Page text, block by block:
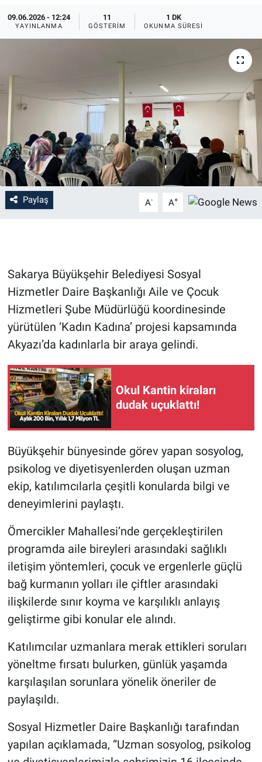
09.06.2026 - 12:24
YAYINLANMA
11
GÖSTERIM
1 DK
OKUNMA SÜRESI
Paylaş A- A+
Sakarya Büyükşehir Belediyesi Sosyal
Hizmetler Daire Başkanlığı Aile ve Çocuk
Hizmetleri Şube Müdürlüğü koordinesinde
yürütülen ‘Kadın Kadına’ projesi kapsamında
Akyazı’da kadınlarla bir araya gelindi.
Okul Kantin kiraları
dudak uçuklattı!
Büyükşehir bünyesinde görev yapan sosyolog,
psikolog ve diyetisyenlerden oluşan uzman
ekip, katılımcılarla çeşitli konularda bilgi ve
deneyimlerini paylaştı.
Ömercikler Mahallesi’nde gerçekleştirilen
programda aile bireyleri arasındaki sağlıklı
iletişim yöntemleri, çocuk ve ergenlerle güçlü
bağ kurmanın yolları ile çiftler arasındaki
ilişkilerde sınır koyma ve karşılıklı anlayış
geliştirme gibi konular ele alındı.
Katılımcılar uzmanlara merak ettikleri soruları
yöneltme fırsatı bulurken, günlük yaşamda
karşılaşılan sorunlara yönelik öneriler de
paylaşıldı.
Sosyal Hizmetler Daire Başkanlığı tarafından
yapılan açıklamada, “Uzman sosyolog, psikolog